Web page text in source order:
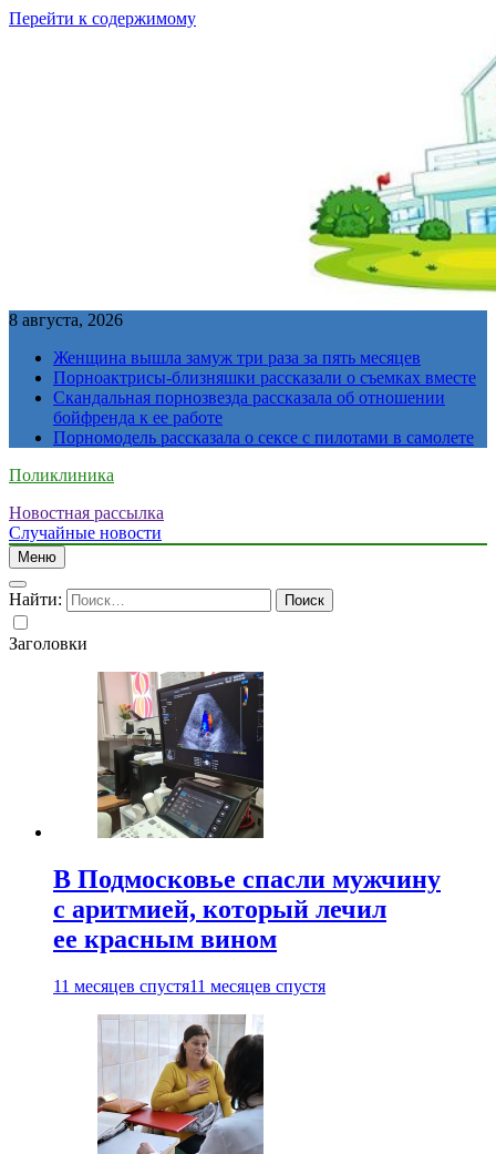
Перейти к содержимому
8 августа, 2026
Женщина вышла замуж три раза за пять месяцев
Порноактрисы-близняшки рассказали о съемках вместе
Скандальная порнозвезда рассказала об отношении
бойфренда к ее работе
Порномодель рассказала о сексе с пилотами в самолете
Поликлиника
Новостная рассылка
Случайные новости
Меню
Найти:
Заголовки
В Подмосковье спасли мужчину
с аритмией, который лечил
ее красным вином
11 месяцев спустя11 месяцев спустя